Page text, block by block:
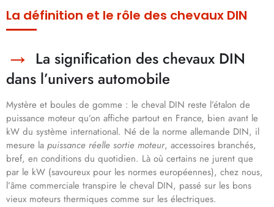
La définition et le rôle des chevaux DIN
La signification des chevaux DIN
dans l’univers automobile
Mystère et boules de gomme : le cheval DIN reste l’étalon de
puissance moteur qu’on affiche partout en France, bien avant le
kW du système international. Né de la norme allemande DIN, il
mesure la puissance réelle sortie moteur, accessoires branchés,
bref, en conditions du quotidien. Là où certains ne jurent que
par le kW (savoureux pour les normes européennes), chez nous,
l’âme commerciale transpire le cheval DIN, passé sur les bons
vieux moteurs thermiques comme sur les électriques.